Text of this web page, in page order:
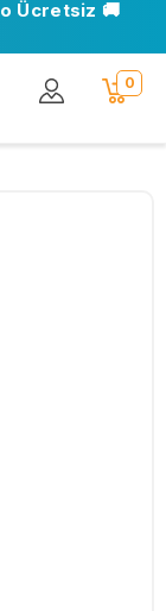
Ücretsiz 🚚
0